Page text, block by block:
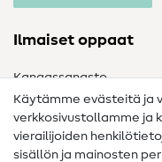
Ilmaiset oppaat
Kangassanasto
Ompelusanasto
Ompeluohjeet
Käytämme evästeitä ja
verkkosivustollamme ja
vierailijoiden
sisällön ja mainosten